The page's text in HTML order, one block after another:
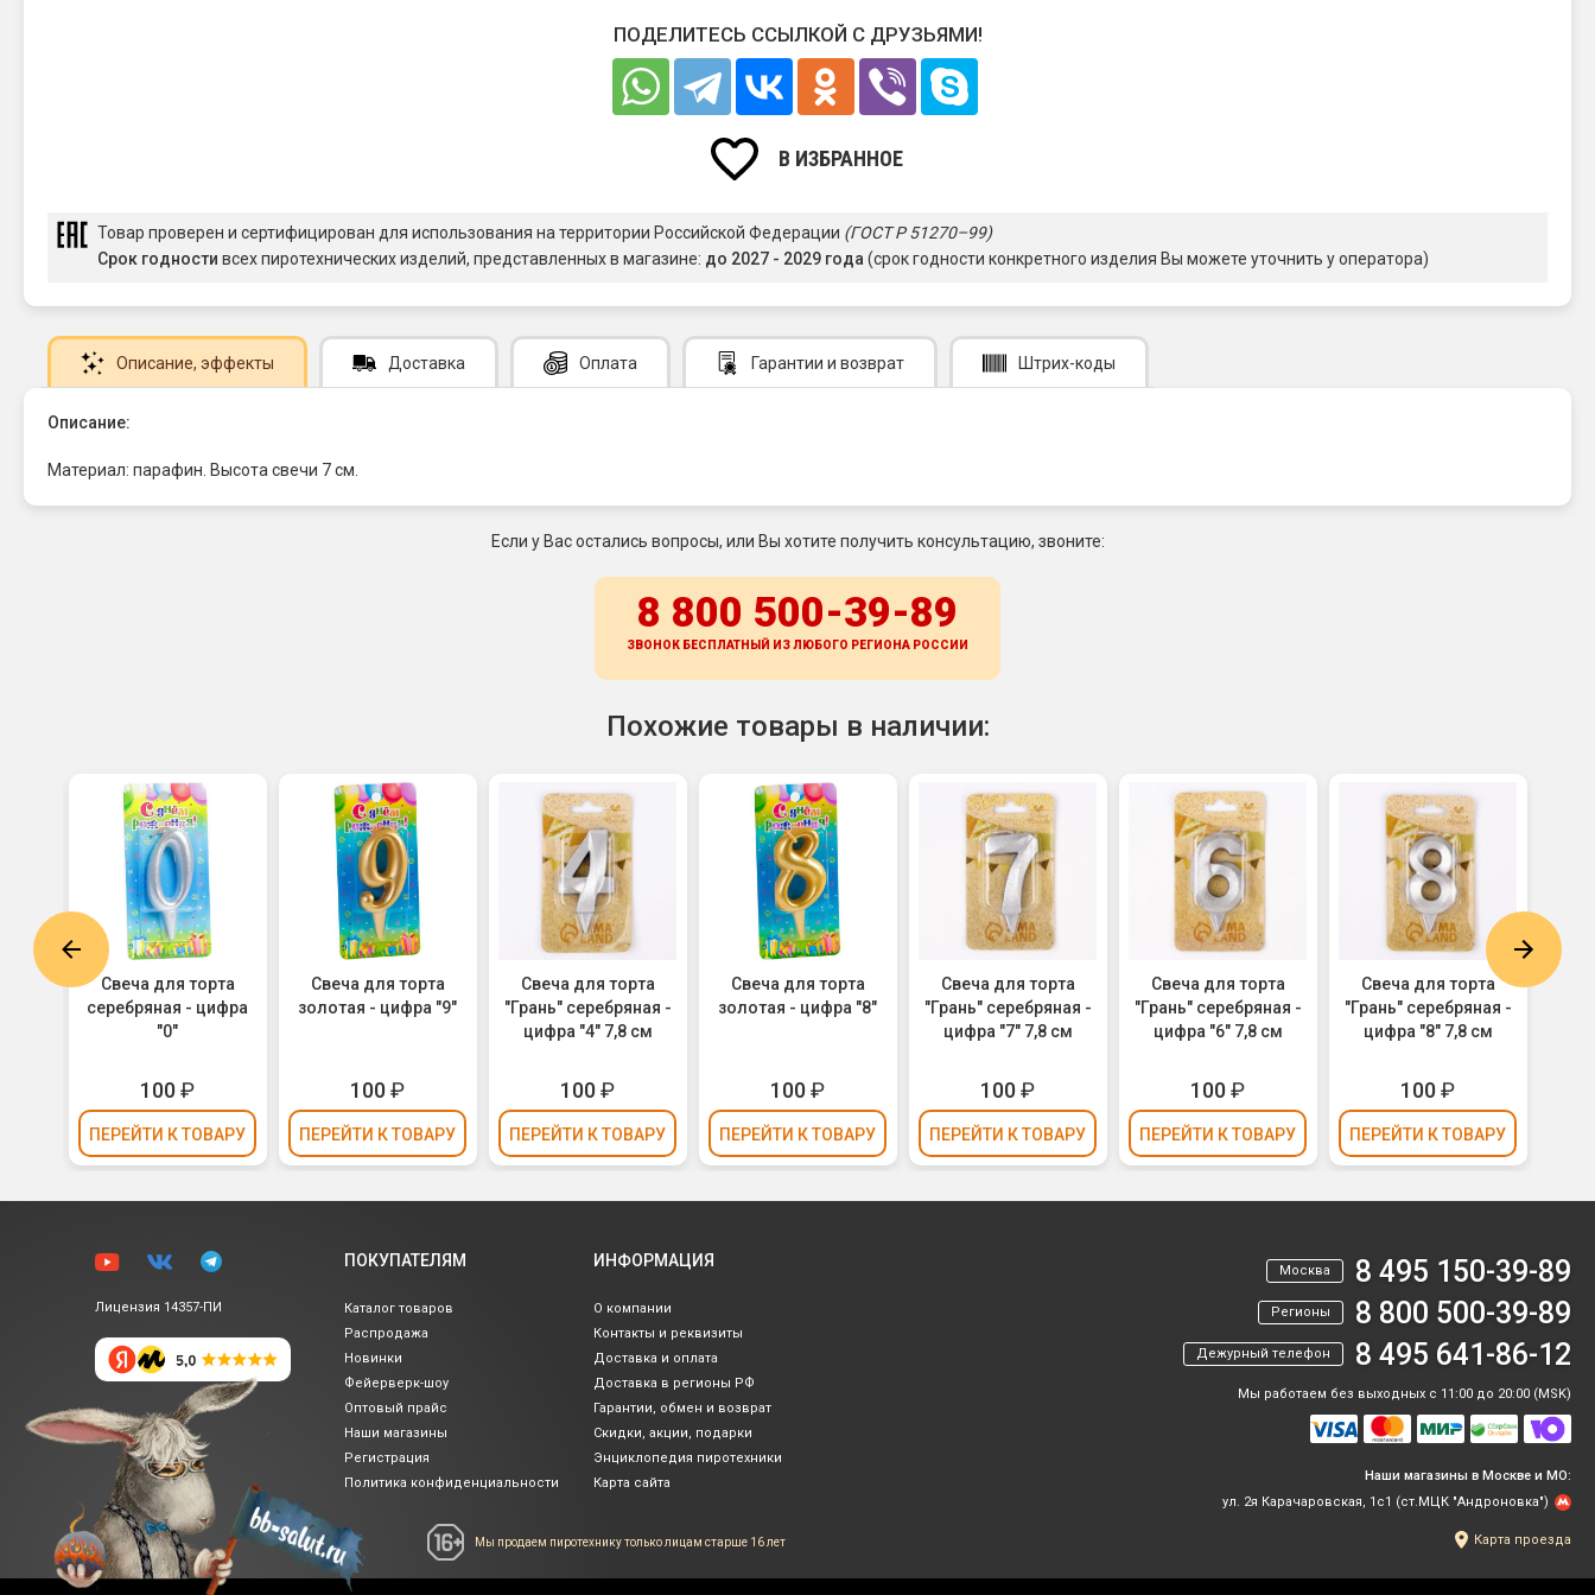
ПОДЕЛИТЕСЬ ССЫЛКОЙ С ДРУЗЬЯМИ!
В ИЗБРАННОЕ
Товар проверен и сертифицирован для использования на территории Российской Федерации (ГОСТ Р 51270–99)
Срок годности всех пиротехнических изделий, представленных в магазине: до 2027 - 2029 года(срок годности конкретного изделия Вы можете уточнить у оператора)
Описание, эффекты Доставка Оплата Гарантии и возврат Штрих-коды
Описание:
Материал: парафин. Высота свечи 7 см.
Если у Вас остались вопросы, или Вы хотите получить консультацию, звоните:
8 800 500-39-89
ЗВОНОК БЕСПЛАТНЫЙ ИЗ ЛЮБОГО РЕГИОНА РОССИИ
Похожие товары в наличии:
Свеча для торта
серебряная - цифра
"0"
100₽
ПЕРЕЙТИ К ТОВАРУ
Свеча для торта
золотая - цифра "9"
100₽
ПЕРЕЙТИ К ТОВАРУ
Свеча для торта
"Грань" серебряная -
цифра "4" 7,8 см
100₽
ПЕРЕЙТИ К ТОВАРУ
Свеча для торта
золотая - цифра "8"
100₽
ПЕРЕЙТИ К ТОВАРУ
Свеча для торта
"Грань" серебряная -
цифра "7" 7,8 см
100₽
ПЕРЕЙТИ К ТОВАРУ
Свеча для торта
"Грань" серебряная -
цифра "6" 7,8 см
100₽
ПЕРЕЙТИ К ТОВАРУ
Свеча для торта
"Грань" серебряная -
цифра "8" 7,8 см
100₽
ПЕРЕЙТИ К ТОВАРУ
Лицензия 14357-ПИ
ПОКУПАТЕЛЯМ
Каталог товаров
Распродажа
Новинки
Фейерверк-шоу
Оптовый прайс
Наши магазины
Регистрация
Политика конфиденциальности
ИНФОРМАЦИЯ
О компании
Контакты и реквизиты
Доставка и оплата
Доставка в регионы РФ
Гарантии, обмен и возврат
Скидки, акции, подарки
Энциклопедия пиротехники
Карта сайта
Мы продаем пиротехнику только лицам старше 16 лет
Москва 8 495 150-39-89
Регионы 8 800 500-39-89
Дежурный телефон 8 495 641-86-12
Мы работаем без выходных с 11:00 до 20:00 (MSK)
Наши магазины в Москве и МО:
ул. 2я Карачаровская, 1с1 (ст.МЦК "Андроновка")
Карта проезда